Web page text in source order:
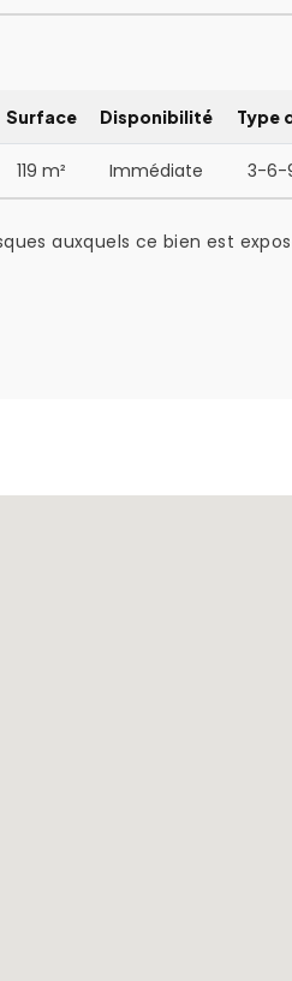
Surface Disponibilité Type
119 m² Immédiate 3-6-
auxquels ce bien est